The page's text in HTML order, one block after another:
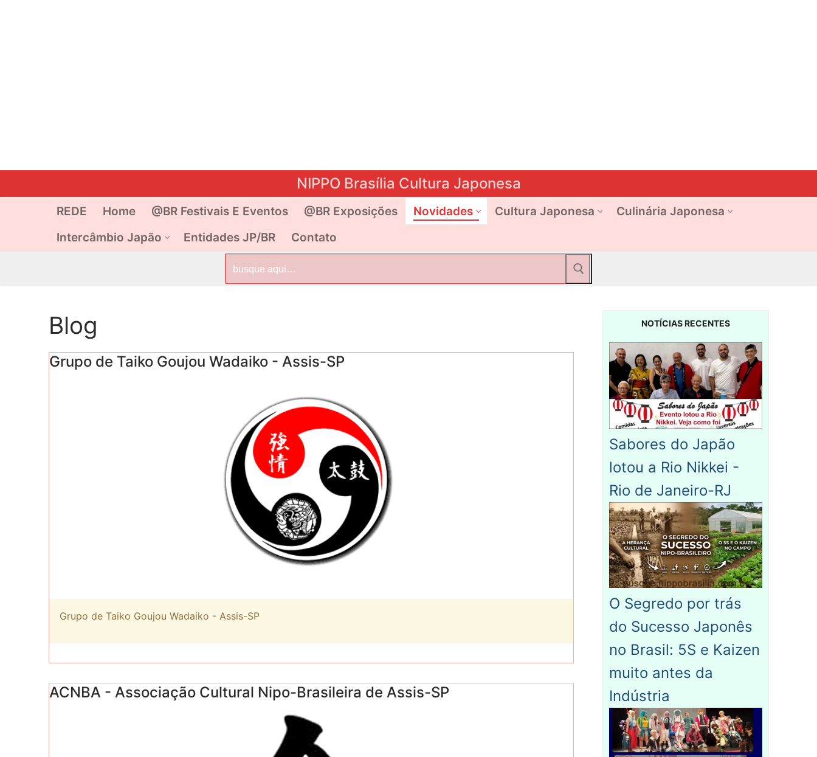
NIPPO Brasília Cultura Japonesa
REDE Home @BR Festivais E Eventos @BR Exposições Novidades Cultura Japonesa
Culinária Japonesa
Intercâmbio Japão
Entidades JP/BR Contato
por:
Blog
Grupo de Taiko Goujou Wadaiko - Assis-SP
Grupo de Taiko Goujou Wadaiko - Assis-SP
ACNBA - Associação Cultural Nipo-Brasileira de Assis-SP
NOTÍCIAS RECENTES
Sabores do Japão
lotou a Rio Nikkei -
Rio de Janeiro-RJ
O Segredo por trás
do Sucesso Japonês
no Brasil: 5S e Kaizen
muito antes da
Indústria